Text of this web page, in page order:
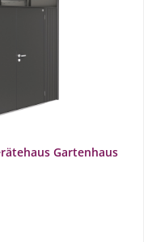
Gartenhaus